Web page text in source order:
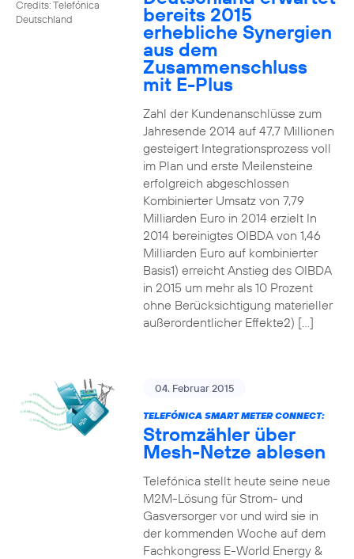
Credits: Telefónica
Deutschland
bereits 2015
erhebliche Synergien
aus dem
Zusammenschluss
mit E-Plus
Zahl der Kundenanschlüsse zum
Jahresende 2014 auf 47,7 Millionen
gesteigert Integrationsprozess voll
im Plan und erste Meilensteine
erfolgreich abgeschlossen
Kombinierter Umsatz von 7,79
Milliarden Euro in 2014 erzielt In
2014 bereinigtes OIBDA von 1,46
Milliarden Euro auf kombinierter
Basis1) erreicht Anstieg des OIBDA
in 2015 um mehr als 10 Prozent
ohne Berücksichtigung materieller
außerordentlicher Effekte2) […]
04. Februar 2015
TELEFÓNICA SMART METER CONNECT:
Stromzähler über
Mesh-Netze ablesen
Telefónica stellt heute seine neue
M2M-Lösung für Strom- und
Gasversorger vor und wird sie in
der kommenden Woche auf dem
Fachkongress E-World Energy &